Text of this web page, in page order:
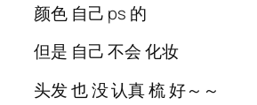
颜色 自己 ps 的
但是 自己 不会 化妆
头发 也 没 认真 梳 好～～